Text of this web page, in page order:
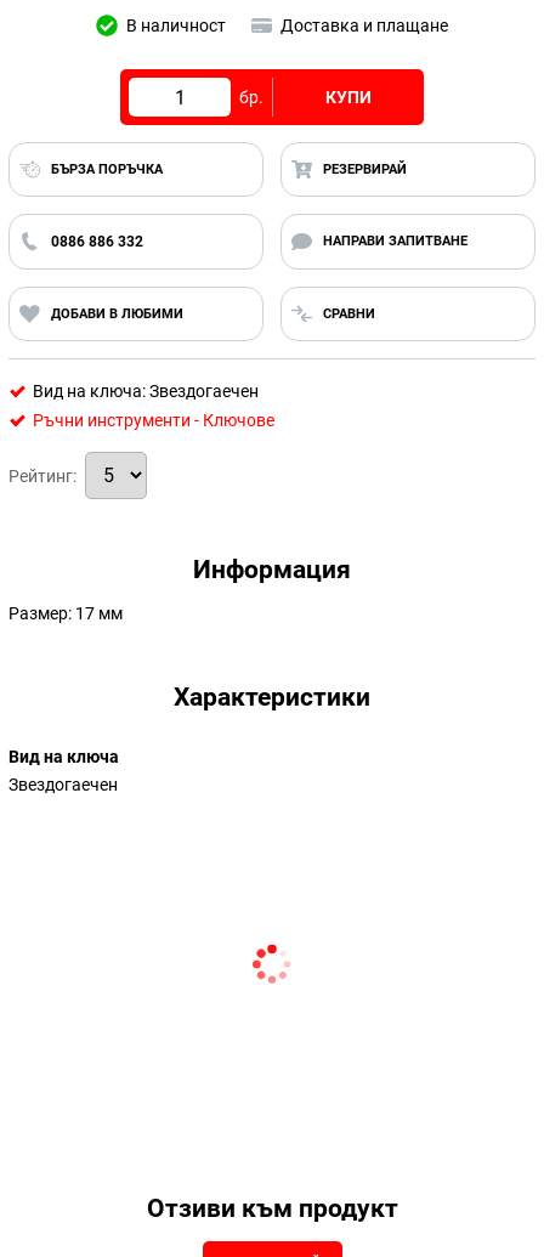
В наличност Доставка и плащане
бр. КУПИ
БЪРЗА ПОРЪЧКА РЕЗЕРВИРАЙ
0886 886 332 НАПРАВИ ЗАПИТВАНЕ
ДОБАВИ В ЛЮБИМИ СРАВНИ
Вид на ключа: Звездогаечен
Ръчни инструменти - Ключове
Рейтинг:
Информация
Размер: 17 мм
Характеристики
Вид на ключа
Звездогаечен
Отзиви към продукт